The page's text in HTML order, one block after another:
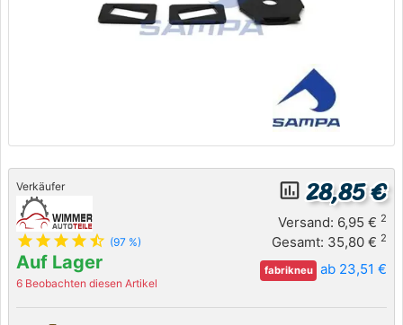
Verkäufer
star star star star star_half (97 %)
Auf Lager
6 Beobachten diesen Artikel
insert_chart_outlined 28,85 €
Versand: 6,95 € 2
Gesamt: 35,80 € 2
fabrikneu ab 23,51 €